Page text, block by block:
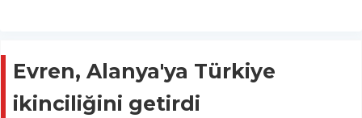
Evren, Alanya'ya Türkiye
ikinciliğini getirdi